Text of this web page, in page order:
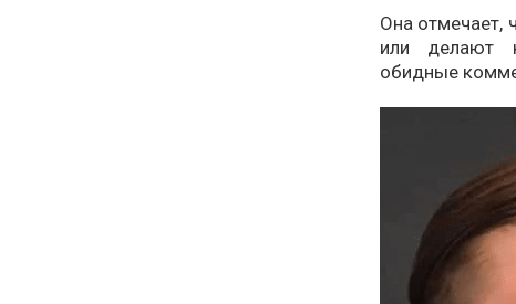
Она отмечает,
или делают
обидные